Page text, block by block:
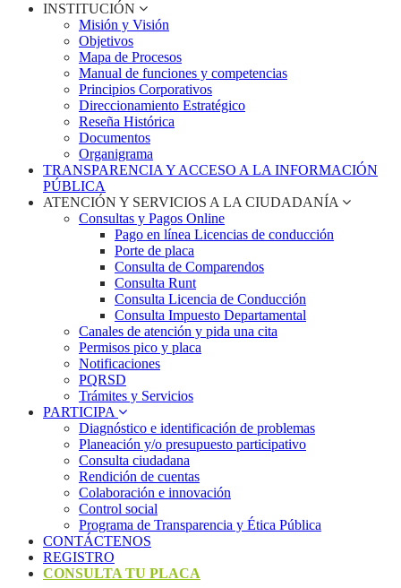
INSTITUCIÓN
Misión y Visión
Objetivos
Mapa de Procesos
Manual de funciones y competencias
Principios Corporativos
Direccionamiento Estratégico
Reseña Histórica
Documentos
Organigrama
TRANSPARENCIA Y ACCESO A LA INFORMACIÓN
PÚBLICA
ATENCIÓN Y SERVICIOS A LA CIUDADANÍA
Consultas y Pagos Online
Pago en línea Licencias de conducción
Porte de placa
Consulta de Comparendos
Consulta Runt
Consulta Licencia de Conducción
Consulta Impuesto Departamental
Canales de atención y pida una cita
Permisos pico y placa
Notificaciones
PQRSD
Trámites y Servicios
PARTICIPA
Diagnóstico e identificación de problemas
Planeación y/o presupuesto participativo​
Consulta ciudadana
Rendición de cuentas
Colaboración e innovación
Control social
Programa de Transparencia y Ética Pública
CONTÁCTENOS
REGISTRO
CONSULTA TU PLACA